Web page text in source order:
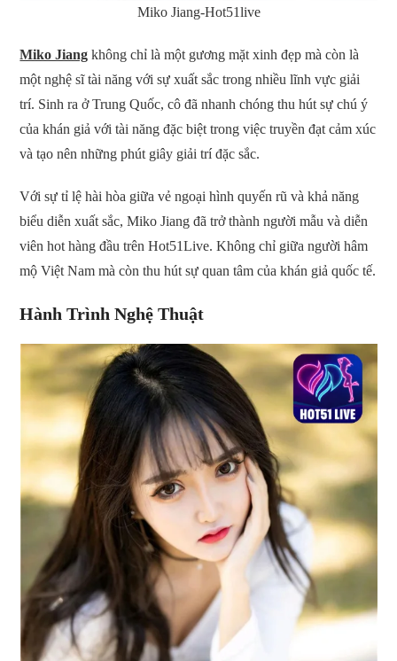
Miko Jiang-Hot51live
Miko Jiang không chỉ là một gương mặt xinh đẹp mà còn là
một nghệ sĩ tài năng với sự xuất sắc trong nhiều lĩnh vực giải
trí. Sinh ra ở Trung Quốc, cô đã nhanh chóng thu hút sự chú ý
của khán giả với tài năng đặc biệt trong việc truyền đạt cảm xúc
và tạo nên những phút giây giải trí đặc sắc.
Với sự tỉ lệ hài hòa giữa vẻ ngoại hình quyến rũ và khả năng
biểu diễn xuất sắc, Miko Jiang đã trở thành người mẫu và diễn
viên hot hàng đầu trên Hot51Live. Không chỉ giữa người hâm
mộ Việt Nam mà còn thu hút sự quan tâm của khán giả quốc tế.
Hành Trình Nghệ Thuật